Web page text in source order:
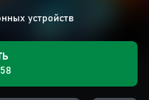
устройств